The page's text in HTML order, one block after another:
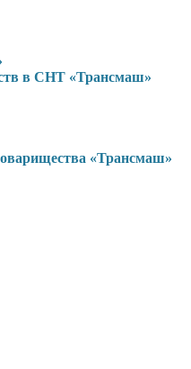
в СНТ «Трансмаш»
«Трансмаш»